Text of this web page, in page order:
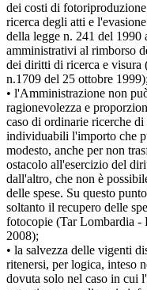
dei costi di
ricerca degli atti e
della legge n. 241 del 1990
amministrativi al rimborso
dei diritti di ricerca e visura
n.1709 del 25 ottobre 1999);
• l'Amministrazione non
ragionevolezza e
caso di ordinarie ricerche
individuabili l'importo che
modesto, anche per non
ostacolo all'esercizio del
dall'altro, che non è
delle spese. Su questo
soltanto il recupero delle
fotocopie (Tar Lombardia -
2008);
• la salvezza delle vigenti
ritenersi, per logica, inteso
dovuta solo nel caso in cui